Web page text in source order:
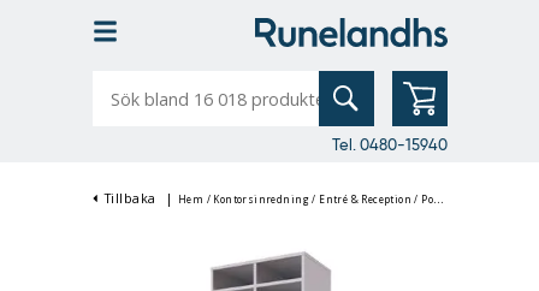
bland
Tel. 0480-15940
Tillbaka | Hem / Kontorsinredning / Entré & Reception / Postfack & Postsortering